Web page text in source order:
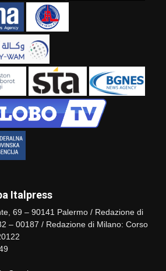
Italpress
69 – 90141 Palermo / Redazione di
– 00187 / Redazione di Milano: Corso